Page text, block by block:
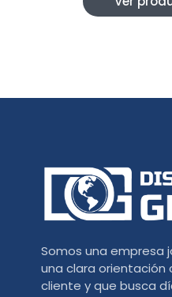
Somos una empresa
una clara orientación
cliente y que busca